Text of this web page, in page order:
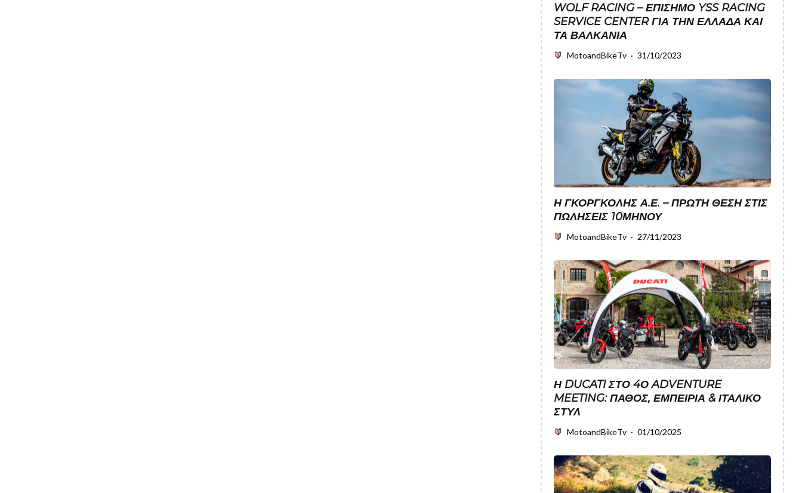
WOLF RACING – ΕΠΊΣΗΜΟ YSS RACING
SERVICE CENTER ΓΙΑ ΤΗΝ ΕΛΛΆΔΑ ΚΑΙ
ΤΑ ΒΑΛΚΆΝΙΑ
MotoandBikeTv · 31/10/2023
Η ΓΚΟΡΓΚΟΛΗΣ Α.Ε. – ΠΡΩΤΗ ΘΕΣΗ ΣΤΙΣ
ΠΩΛΗΣΕΙΣ 10ΜΗΝΟΥ
MotoandBikeTv · 27/11/2023
Η DUCATI ΣΤΟ 4Ο ADVENTURE
MEETING: ΠΆΘΟΣ, ΕΜΠΕΙΡΊΑ & ΙΤΑΛΙΚΌ
ΣΤΥΛ
MotoandBikeTv · 01/10/2025